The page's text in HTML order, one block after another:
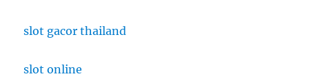
slot gacor thailand
slot online